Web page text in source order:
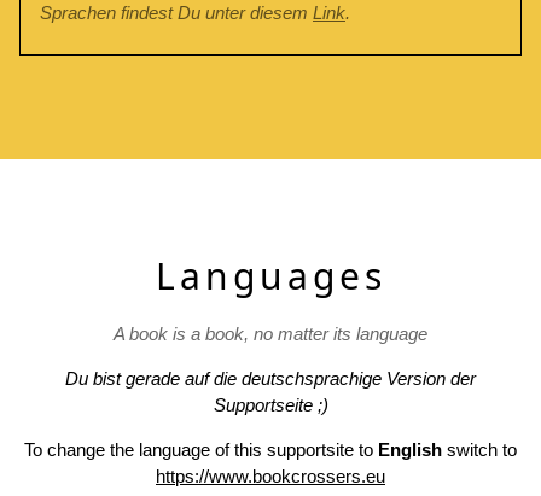
Sprachen findest Du unter diesem Link.
Languages
A book is a book, no matter its language
Du bist gerade auf die deutschsprachige Version der
Supportseite ;)
To change the language of this supportsite to English switch to
https://www.bookcrossers.eu